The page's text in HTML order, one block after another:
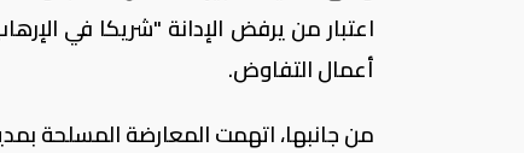
اعتبار من يرفض الإدانة "شريكا في
أعمال التفاوض.